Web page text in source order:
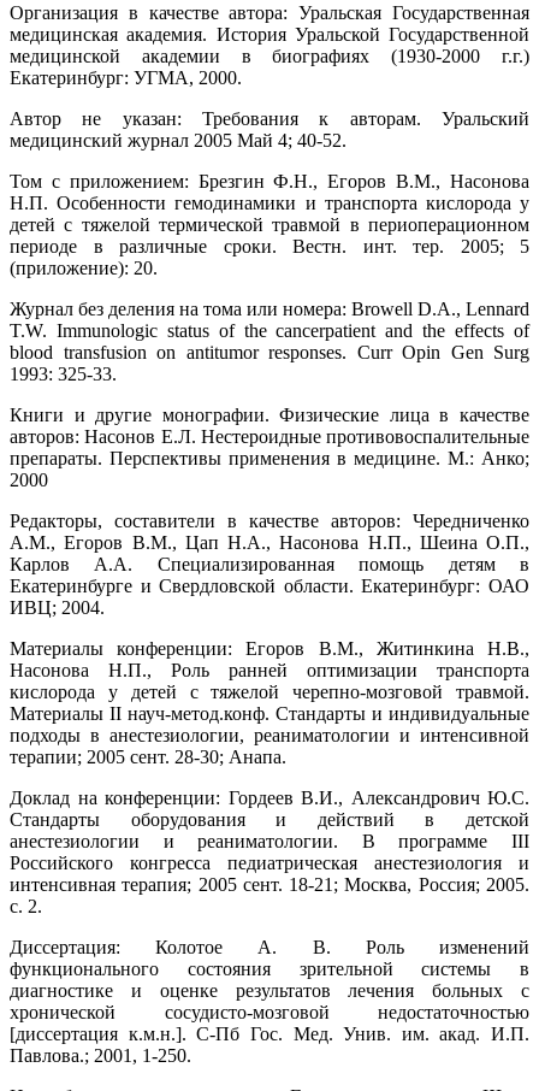
Организация в качестве автора: Уральская Государственная
медицинская академия. История Уральской Государственной
медицинской академии в биографиях (1930-2000 г.г.)
Екатеринбург: УГМА, 2000.
Автор не указан: Требования к авторам. Уральский
медицинский журнал 2005 Май 4; 40-52.
Том с приложением: Брезгин Ф.Н., Егоров В.М., Насонова
Н.П. Особенности гемодинамики и транспорта кислорода у
детей с тяжелой термической травмой в периоперационном
периоде в различные сроки. Вестн. инт. тер. 2005; 5
(приложение): 20.
Журнал без деления на тома или номера: Browell D.A., Lennard
T.W. Immunologic status of the cancerpatient and the effects of
blood transfusion on antitumor responses. Curr Opin Gen Surg
1993: 325-33.
Книги и другие монографии. Физические лица в качестве
авторов: Насонов Е.Л. Нестероидные противовоспалительные
препараты. Перспективы применения в медицине. М.: Анко;
2000
Редакторы, составители в качестве авторов: Чередниченко
A.M., Егоров В.М., Цап Н.А., Насонова Н.П., Шеина О.П.,
Карлов А.А. Специализированная помощь детям в
Екатеринбурге и Свердловской области. Екатеринбург: ОАО
ИВЦ; 2004.
Материалы конференции: Егоров В.М., Житинкина Н.В.,
Насонова Н.П., Роль ранней оптимизации транспорта
кислорода у детей с тяжелой черепно-мозговой травмой.
Материалы II науч-метод.конф. Стандарты и индивидуальные
подходы в анестезиологии, реаниматологии и интенсивной
терапии; 2005 сент. 28-30; Анапа.
Доклад на конференции: Гордеев В.И., Александрович Ю.С.
Стандарты оборудования и действий в детской
анестезиологии и реаниматологии. В программе III
Российского конгресса педиатрическая анестезиология и
интенсивная терапия; 2005 сент. 18-21; Москва, Россия; 2005.
с. 2.
Диссертация: Колотое А. В. Роль изменений
функционального состояния зрительной системы в
диагностике и оценке результатов лечения больных с
хронической сосудисто-мозговой недостаточностью
[диссертация к.м.н.]. С-Пб Гос. Мед. Унив. им. акад. И.П.
Павлова.; 2001, 1-250.